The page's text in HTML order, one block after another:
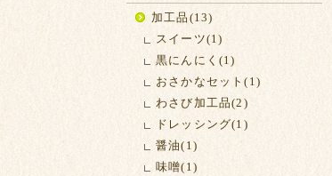
加工品(13)
スイーツ(1)
黒にんにく(1)
おさかなセット(1)
わさび加工品(2)
ドレッシング(1)
醤油(1)
味噌(1)